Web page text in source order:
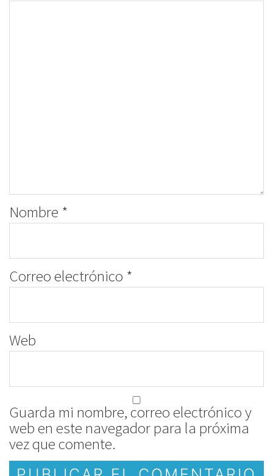
Nombre *
Correo electrónico *
Web
Guarda mi nombre, correo electrónico y
web en este navegador para la próxima
vez que comente.